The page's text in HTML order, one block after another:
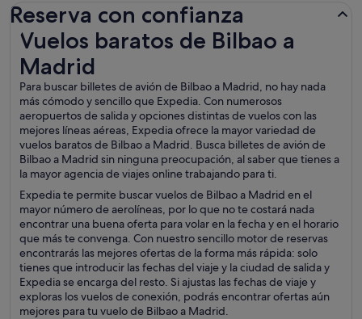
Reserva con confianza
Vuelos baratos de Bilbao a
Madrid
Para buscar billetes de avión de Bilbao a Madrid, no hay nada
más cómodo y sencillo que Expedia. Con numerosos
aeropuertos de salida y opciones distintas de vuelos con las
mejores líneas aéreas, Expedia ofrece la mayor variedad de
vuelos baratos de Bilbao a Madrid. Busca billetes de avión de
Bilbao a Madrid sin ninguna preocupación, al saber que tienes a
la mayor agencia de viajes online trabajando para ti.
Expedia te permite buscar vuelos de Bilbao a Madrid en el
mayor número de aerolíneas, por lo que no te costará nada
encontrar una buena oferta para volar en la fecha y en el horario
que más te convenga. Con nuestro sencillo motor de reservas
encontrarás las mejores ofertas de la forma más rápida: solo
tienes que introducir las fechas del viaje y la ciudad de salida y
Expedia se encarga del resto. Si ajustas las fechas de viaje y
exploras los vuelos de conexión, podrás encontrar ofertas aún
mejores para tu vuelo de Bilbao a Madrid.
Vuelos baratos de Bilbao a Madrid